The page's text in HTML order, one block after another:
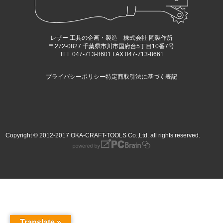
レザー 工具の企画・製造 株式会社 岡製作所
〒272-0827 千葉県市川市国府台5丁目10番7号
TEL 047-713-8601 FAX 047-713-8661
プライバシーポリシー特定商取引法に基づく表記
Copyright © 2012-2017 OKA-CRAFT-TOOLS Co.,Ltd. all rights reserved.